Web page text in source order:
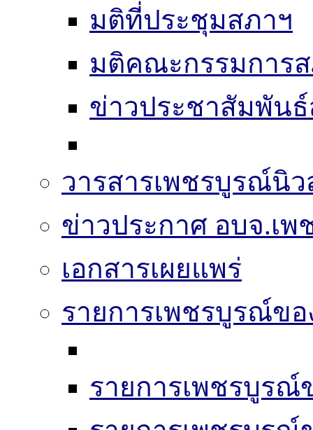
มติที่ประชุมสภาฯ
มติคณะกรรมการ
ข่าวประชาสัมพัน
วารสารเพชรบูรณ์นิว
ข่าวประกาศ อบจ.เ
เอกสารเผยแพร่
รายการเพชรบูรณ์ขอ
รายการเพชรบูรณ์